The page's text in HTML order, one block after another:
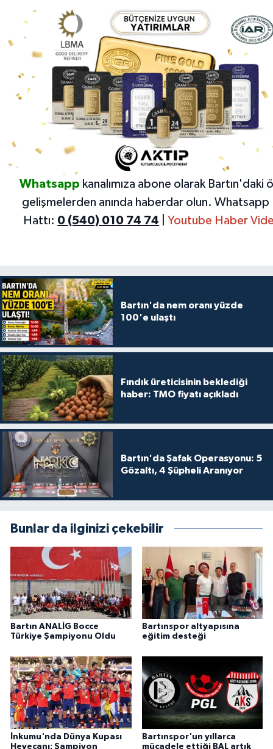
Whatsapp kanalımıza abone olarak Bartın'daki
gelişmelerden anında haberdar olun. Whatsapp
Hattı: 0 (540) 010 74 74 Youtube Haber
Bartın'da nem oranı yüzde
100'e ulaştı
Fındık üreticisinin beklediği
haber: TMO fiyatı açıkladı
Bartın'da Şafak Operasyonu: 5
Gözaltı, 4 Şüpheli Aranıyor
Bunlar da ilginizi çekebilir
Bartın ANALİG Bocce
Türkiye Şampiyonu Oldu
Bartınspor altyapısına
eğitim desteği
İnkumu'nda Dünya Kupası
Heyecanı: Şampiyon
Bartınspor'un yıllarca
mücadele ettiği BAL artık